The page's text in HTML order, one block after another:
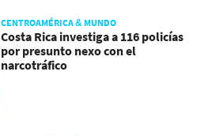
CENTROAMÉRICA & MUNDO
Costa Rica investiga a 116 policías
por presunto nexo con el
narcotráfico